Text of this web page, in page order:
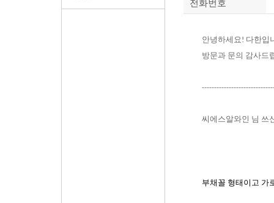
전화번호
안녕하세요! 다한입
방문과 문의 감사드
씨에스알와인 님 쓰
부채꼴 형태이고 가